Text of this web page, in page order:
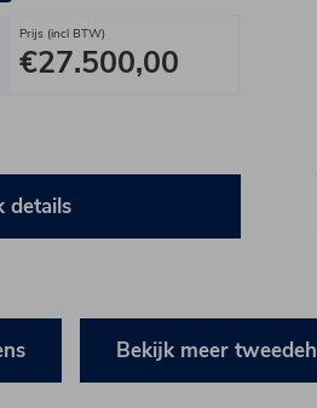
Prijs (incl BTW)
€27.500,00
details
Bekijk meer